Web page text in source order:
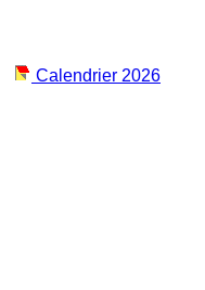
Calendrier 2026